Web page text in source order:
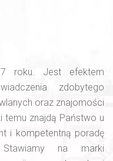
roku. Jest efektem
zdobytego
oraz znajomości
temu znajdą Państwo u
i kompetentną poradę
na marki